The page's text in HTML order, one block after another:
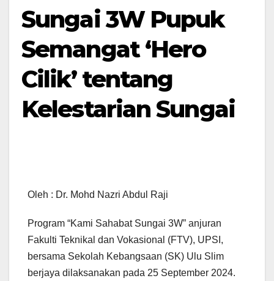
Sungai 3W Pupuk
Semangat ‘Hero
Cilik’ tentang
Kelestarian Sungai
Oleh : Dr. Mohd Nazri Abdul Raji
Program “Kami Sahabat Sungai 3W” anjuran
Fakulti Teknikal dan Vokasional (FTV), UPSI,
bersama Sekolah Kebangsaan (SK) Ulu Slim
berjaya dilaksanakan pada 25 September 2024.